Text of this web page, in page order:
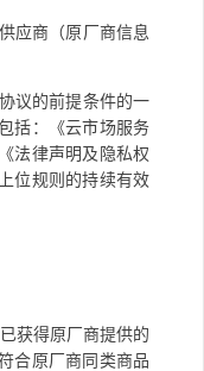
应商（原厂商信息
议的前提条件的一
括：《云市场服务
法律声明及隐私权
位规则的持续有效
获得原厂商提供的
合原厂商同类商品